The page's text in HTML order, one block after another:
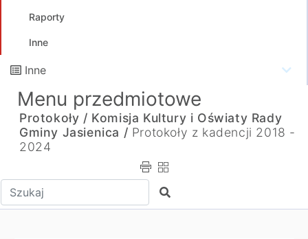
Raporty
Inne
Inne
Menu przedmiotowe
Protokoły / Komisja Kultury i Oświaty Rady
Gminy Jasienica / Protokoły z kadencji 2018 -
2024
Wpisz tekst do wyszukania Szukaj